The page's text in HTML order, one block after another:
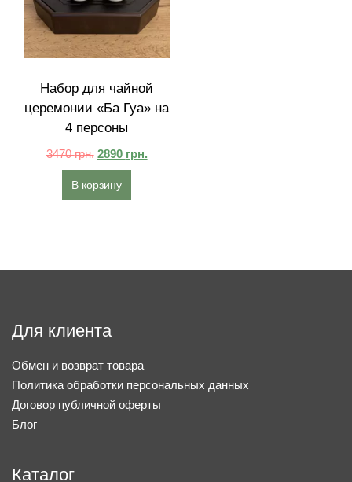
Набор для чайной
церемонии «Ба Гуа» на
4 персоны
3470грн. 2890 грн.
В корзину
Для клиента
Обмен и возврат товара
Политика обработки персональных данных
Договор публичной оферты
Блог
Каталог